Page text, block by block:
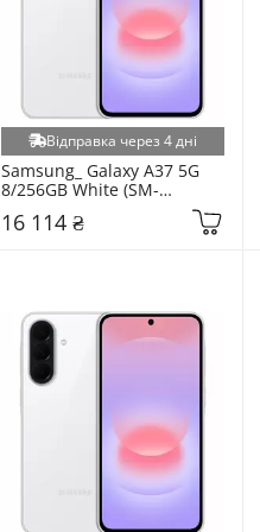
Відправка через 4 дні
Samsung_ Galaxy A37 5G
8/256GB White (SM-
16 114 ₴